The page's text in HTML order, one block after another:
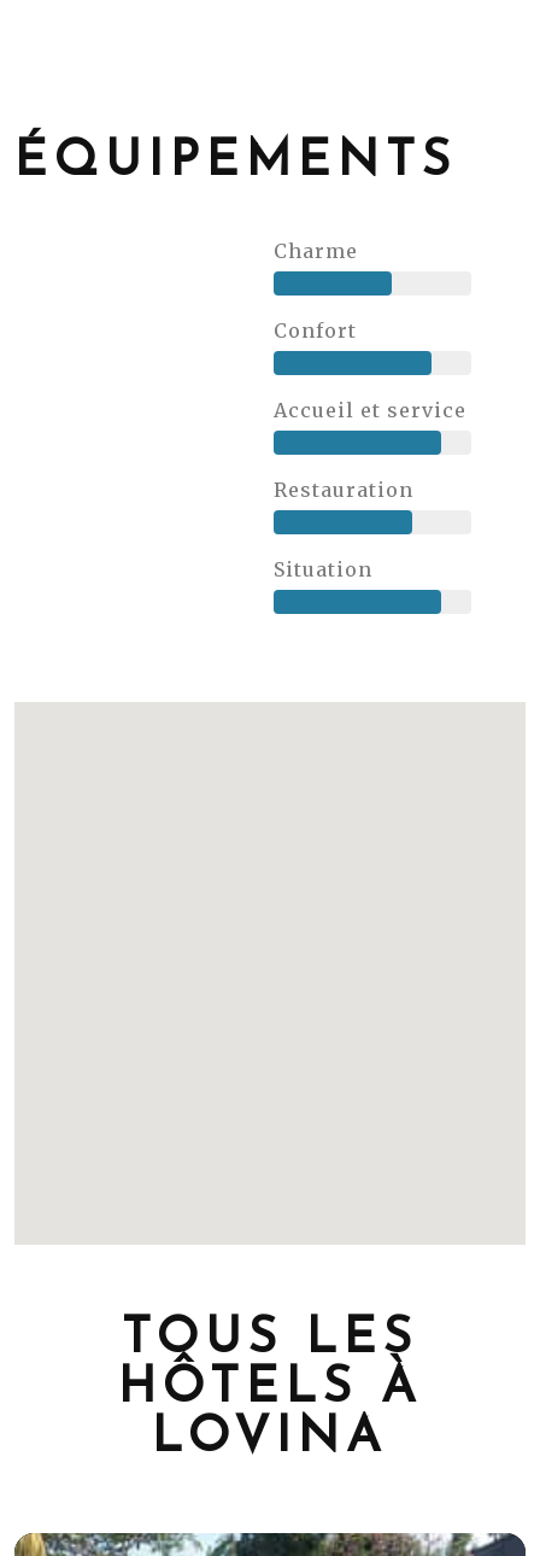
ÉQUIPEMENTS
Charme
Confort
Accueil et service
Restauration
Situation
TOUS LES
HÔTELS À
LOVINA